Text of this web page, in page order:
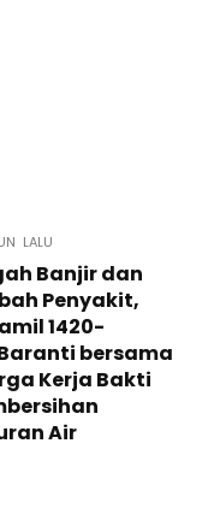
LALU
Banjir dan
Penyakit,
1420-
bersama
Kerja Bakti
Air